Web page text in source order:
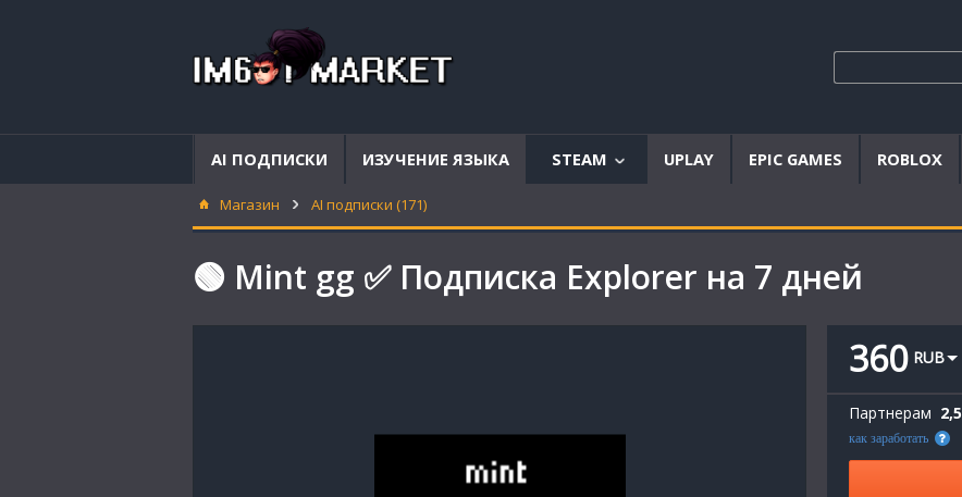
AI ПОДПИСКИ ИЗУЧЕНИЕ ЯЗЫКА STEAM
аккаунты
UPLAY EPIC GAMES ROBLOX
Магазин AI подписки (171)
🟢 Mint gg ✅ Подписка Explorer на 7 дней
360 RUB
Партнерам 2,5
как заработать